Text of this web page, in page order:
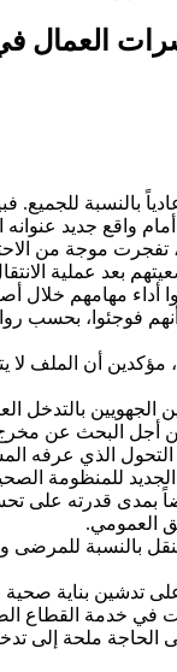
العمال
بالنسبة
واقع جديد
تفجرت موجة
بعد عملية
فوجئوا، بحسب
مؤكدين أن
بالتدخل
أجل البحث عن
الذي عرفه
للمنظومة
بمدى قدرته على
العمومي.
بالنسبة
بناية صحية
في خدمة القطاع
ملحة إلى